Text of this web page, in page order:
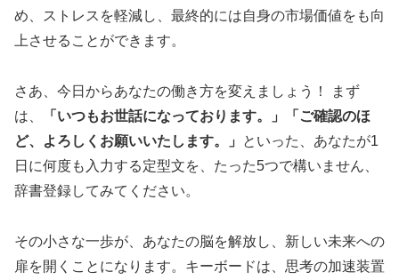
め、ストレスを軽減し、最終的には自身の市場価値をも向
上させることができます。
さあ、今日からあなたの働き方を変えましょう！ まず
は、
「いつもお世話になっております。」「ご確認のほ
ど、よろしくお願いいたします。」
といった、あなたが1
日に何度も入力する定型文を、たった5つで構いません、
辞書登録してみてください。
その小さな一歩が、あなたの脳を解放し、新しい未来への
扉を開くことになります。キーボードは、思考の加速装置